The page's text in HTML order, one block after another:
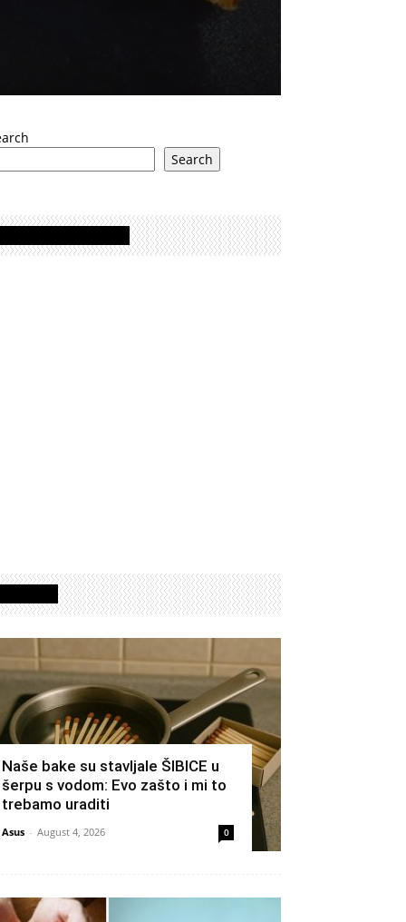
Search
Naše bake su stavljale ŠIBICE u
šerpu s vodom: Evo zašto i mi to
trebamo uraditi
Asus - August 4, 2026 0